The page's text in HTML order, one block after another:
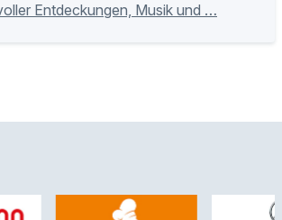
Entdeckungen, Musik und …